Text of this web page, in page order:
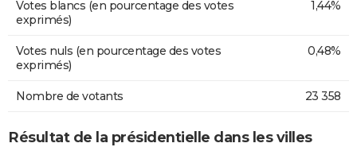
Votes blancs (en pourcentage des votes
exprimés)
1,44%
Votes nuls (en pourcentage des votes
exprimés)
0,48%
Nombre de votants 23 358
Résultat de la présidentielle dans les villes